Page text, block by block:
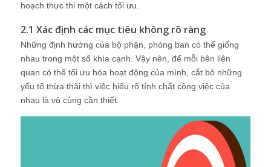
hoạch thực thi một cách tối ưu.
2.1 Xác định các mục tiêu không rõ ràng
Những định hướng của bộ phận, phòng ban có thể giống
nhau trong một số khía cạnh. Vậy nên, để mỗi bên liên
quan có thể tối ưu hóa hoạt động của mình, cắt bỏ những
yếu tố thừa thãi thì việc hiểu rõ tính chất công việc của
nhau là vô cùng cần thiết.